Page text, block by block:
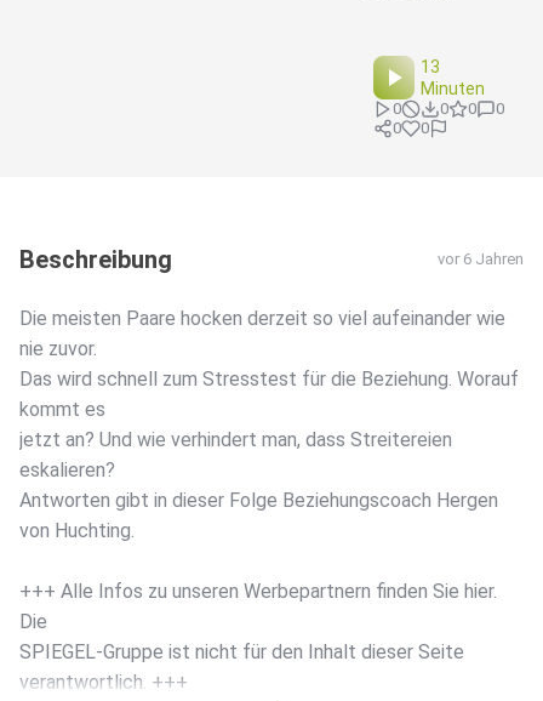
13
Minuten
0 0 0
0
0
0
Beschreibung vor 6 Jahren
Die meisten Paare hocken derzeit so viel aufeinander wie
nie zuvor.
Das wird schnell zum Stresstest für die Beziehung. Worauf
kommt es
jetzt an? Und wie verhindert man, dass Streitereien
eskalieren?
Antworten gibt in dieser Folge Beziehungscoach Hergen
von Huchting.
+++ Alle Infos zu unseren Werbepartnern finden Sie hier.
Die
SPIEGEL-Gruppe ist nicht für den Inhalt dieser Seite
verantwortlich. +++